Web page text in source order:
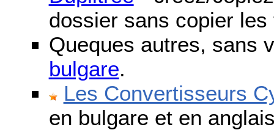
dossier sans copier les
Queques autres, sans
bulgare.
Les Convertisseurs
en bulgare et en